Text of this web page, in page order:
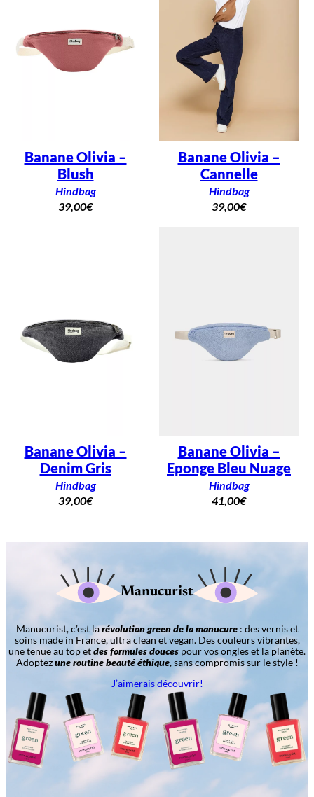
Banane Olivia –
Blush
Hindbag
39,00€
Banane Olivia –
Cannelle
Hindbag
39,00€
Banane Olivia –
Denim Gris
Hindbag
39,00€
Banane Olivia –
Eponge Bleu Nuage
Hindbag
41,00€
Manucurist
Manucurist, c’est larévolution green de la manucure: des vernis et
soins made in France, ultra clean et vegan. Des couleurs vibrantes,
une tenue au top etdes formules douces pour vos ongles et la planète.
Adoptezune routine beauté éthique, sans compromis sur le style !
J’aimerais découvrir!